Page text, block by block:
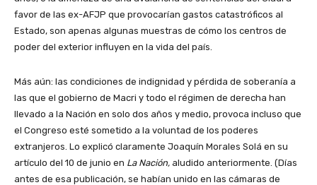
favor de las ex-AFJP que provocarían gastos catastróficos al
Estado, son apenas algunas muestras de cómo los centros de
poder del exterior influyen en la vida del país.
Más aún: las condiciones de indignidad y pérdida de soberanía a
las que el gobierno de Macri y todo el régimen de derecha han
llevado a la Nación en solo dos años y medio, provoca incluso que
el Congreso esté sometido a la voluntad de los poderes
extranjeros. Lo explicó claramente Joaquín Morales Solá en su
artículo del 10 de junio en La Nación, aludido anteriormente. (Días
antes de esa publicación, se habían unido en las cámaras de